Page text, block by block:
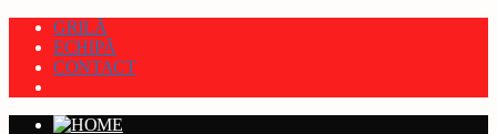
GRILĂ
ECHIPĂ
CONTACT